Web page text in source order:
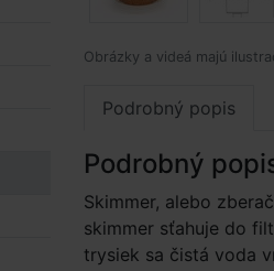
Obrázky a videá majú
Podrobný popis
Podrobný
Skimmer, alebo
skimmer sťahuje do
trysiek sa čistá voda